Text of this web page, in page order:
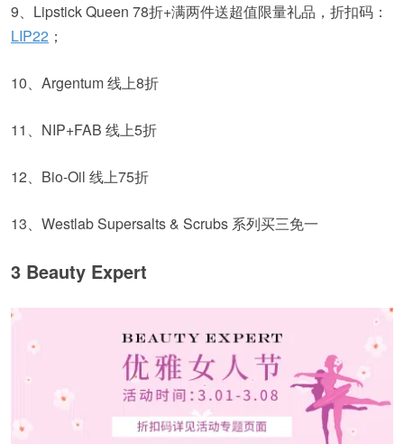
9、Lipstick Queen 78折+满两件送超值限量礼品，折扣码：
LIP22 ；
10、Argentum 线上8折
11、NIP+FAB 线上5折
12、Bio-Oil 线上75折
13、Westlab Supersalts & Scrubs 系列买三免一
3 Beauty Expert